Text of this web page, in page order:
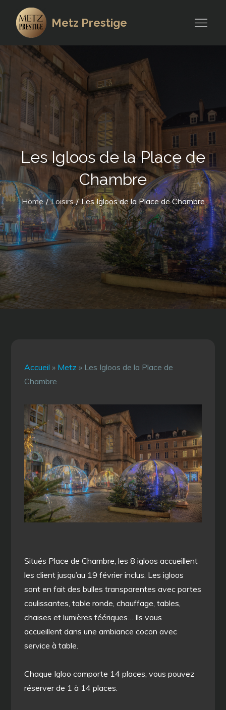
content
Metz Prestige
Les Igloos de la Place de
Chambre
Home Loisirs Les Igloos de la Place de Chambre
Accueil » Metz » Les Igloos de la Place de
Chambre
Situés Place de Chambre, les 8 igloos accueillent
les client jusqu’au 19 février inclus. Les igloos
sont en fait des bulles transparentes avec portes
coulissantes, table ronde, chauffage, tables,
chaises et lumières féériques… Ils vous
accueillent dans une ambiance cocon avec
service à table.
Chaque Igloo comporte 14 places, vous pouvez
réserver de 1 à 14 places.